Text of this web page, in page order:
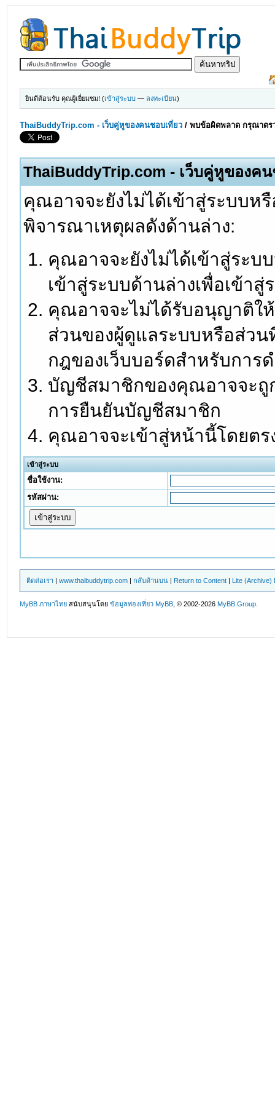
ยินดีต้อนรับ คุณผู้เยี่ยมชม! (เข้าสู่ระบบ — ลงทะเบียน)
ThaiBuddyTrip.com - เว็บคู่หูของคนชอบเที่ยว /พบข้อผิดพลาด กรุณาตร
ThaiBuddyTrip.com - เว็บคู่หูของค
คุณอาจจะยังไม่ได้เข้าสู่ระบบ
พิจารณาเหตุผลดังด้านล่าง:
คุณอาจจะยังไม่ได้เข้าสู่ระบ
เข้าสู่ระบบด้านล่างเพื่อเข้า
คุณอาจจะไม่ได้รับอนุญาติใ
ส่วนของผู้ดูแลระบบหรือส่ว
กฎของเว็บบอร์ดสำหรับการ
บัญชีสมาชิกของคุณอาจจะถู
การยืนยันบัญชีสมาชิก
คุณอาจจะเข้าสู่หน้านี้โดยต
เข้าสู่ระบบ
ชื่อใช้งาน:
รหัสผ่าน:
ติดต่อเรา |www.thaibuddytrip.com |กลับด้านบน | Return to Content | Lite (Archive)
MyBB ภาษาไทย สนับสนุนโดยข้อมูลท่องเที่ยว MyBB , © 2002-2026MyBB Group